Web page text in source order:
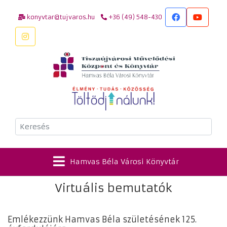
konyvtar@tujvaros.hu +36 (49) 548-430
Keresés
Hamvas Béla Városi Könyvtár
Virtuális bemutatók
Emlékezzünk Hamvas Béla születésének 125.